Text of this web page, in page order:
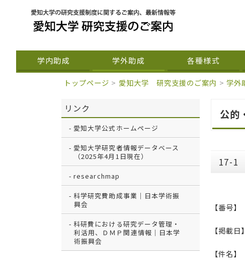
学内助成 学外助成 各種様式
トップページ > 愛知大学 研究支援のご案内 > 学外
公的
17-1
【番号
【掲載
【件名
リンク
愛知大学公式ホームページ
愛知大学研究者情報データベース
（2025年4月1日現在）
researchmap
科学研究費助成事業｜日本学術振
興会
科研費における研究データ管理・
利活用、ＤＭＰ関連情報｜日本学
術振興会